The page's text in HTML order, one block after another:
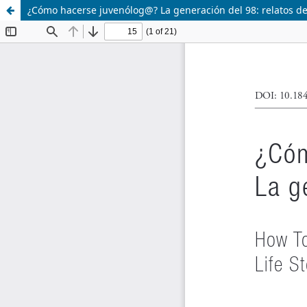
¿Cómo hacerse juvenólog@? La generación del 98: relatos